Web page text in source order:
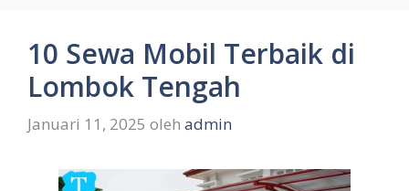
10 Sewa Mobil Terbaik di
Lombok Tengah
Januari 11, 2025 oleh admin